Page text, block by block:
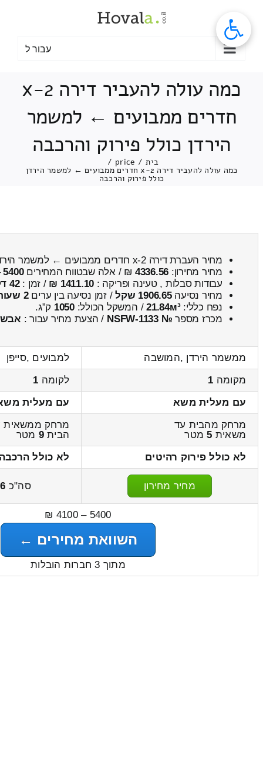
עבור ל
כמה עולה להעביר דירה 2-x
חדרים ממבועים ← למשמר
הירדן כולל פירוק והרכבה
בית /
price
/
כמה עולה להעביר דירה 2-x חדרים ממבועים ← למשמר הירדן
כולל פירוק והרכבה
מחיר העברת דירה 2-x חדרים ממבועים ← למשמר הירדן
מחיר מחירון: 4336.56 ₪ / אלה שבטווח המחירים5400
עבודות סבלות , טעינה ופריקה : 1411.10 ₪ / זמן :42 דקות 33 שניות
מחיר נסיעה1906.65 שקל / זמן נסיעה בין ערים2 שעות , 28 דקות
נפח כללי:21.84м³/ המשקל הכולל:1050 ק”ג.
מכרז מספר № NSFW-1133 / הצעת מחיר עבור :
ממשמר הירדן ,המושבה
למבועים ,סייפן
מקומה 1 לקומה 1
עם מעלית משא
עם מעלית
מרחק מהבית עד
משאית 5מטר
מרחק ממשאית
הבית9 מטר
לא כולל פירוק רהיטים
לא כולל
מחיר מחירון סה"כ
5400 – 4100 ₪
השוואת מחירים ←
מתוך 3 חברות הובלות